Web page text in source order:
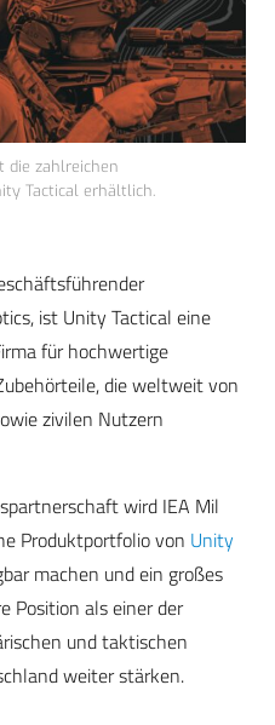
die zahlreichen
Tactical erhältlich.
ist Unity Tactical eine
für hochwertige
die weltweit von
zivilen Nutzern
wird IEA Mil
Produktportfolio von Unity
machen und ein großes
Position als einer der
und taktischen
weiter stärken.